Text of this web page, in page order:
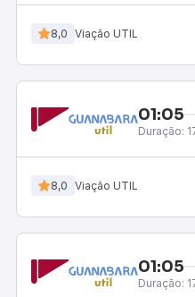
8,0 Viação UTIL
01:05
Duração:
8,0 Viação UTIL
01:05
Duração: